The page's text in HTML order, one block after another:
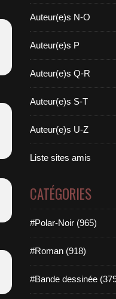
Auteur(e)s N-O
Auteur(e)s P
Auteur(e)s Q-R
Auteur(e)s S-T
Auteur(e)s U-Z
Liste sites amis
CATÉGORIES
#Polar-Noir (965)
#Roman (918)
#Bande dessinée